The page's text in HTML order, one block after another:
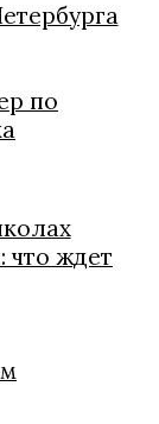
по
что ждет